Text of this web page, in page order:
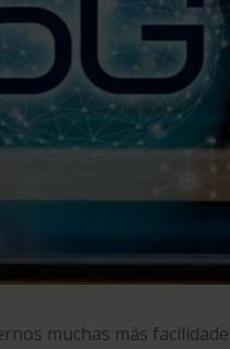
muchas más